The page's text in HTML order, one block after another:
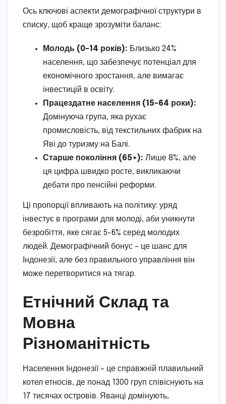
Ось ключові аспекти демографічної структури в
списку, щоб краще зрозуміти баланс:
Молодь (0-14 років): Близько 24%
населення, що забезпечує потенціал для
економічного зростання, але вимагає
інвестицій в освіту.
Працездатне населення (15-64 роки):
Домінуюча група, яка рухає
промисловість, від текстильних фабрик на
Яві до туризму на Балі.
Старше покоління (65+): Лише 8%, але
ця цифра швидко росте, викликаючи
дебати про пенсійні реформи.
Ці пропорції впливають на політику: уряд
інвестує в програми для молоді, аби уникнути
безробіття, яке сягає 5-6% серед молодих
людей. Демографічний бонус – це шанс для
Індонезії, але без правильного управління він
може перетворитися на тягар.
Етнічний Склад та
Мовна
Різноманітність
Населення Індонезії – це справжній плавильний
котел етносів, де понад 1300 груп співіснують на
17 тисячах островів. Яванці домінують,